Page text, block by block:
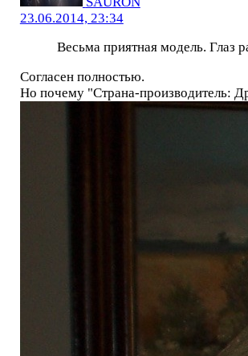
23.06.2014, 23:34
Весьма приятная модель. Глаз
Согласен полностью.
Но почему "Страна-производитель: